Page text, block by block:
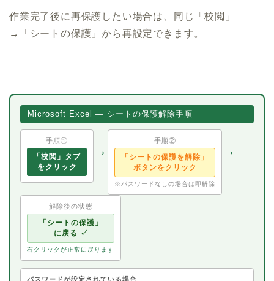
作業完了後に再保護したい場合は、同じ「校閲」
→「シートの保護」から再設定できます。
Microsoft Excel — シートの保護解除手順
手順①
「校閲」タブ
をクリック
→
手順②
「シートの保護を解除」
ボタンをクリック
※パスワードなしの場合は即解除
→
解除後の状態
「シートの保護」
に戻る ✓
右クリックが正常に戻ります
パスワードが設定されている場合